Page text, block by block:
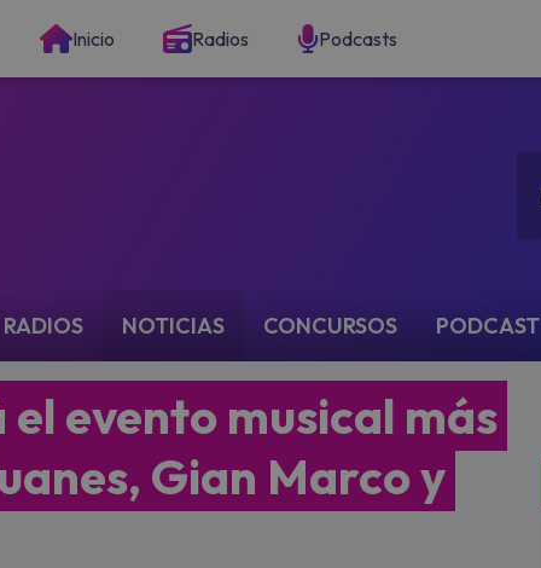
Inicio Radios Podcasts
RADIOS NOTICIAS CONCURSOS PODCAST
evento musical más
Gian Marco y